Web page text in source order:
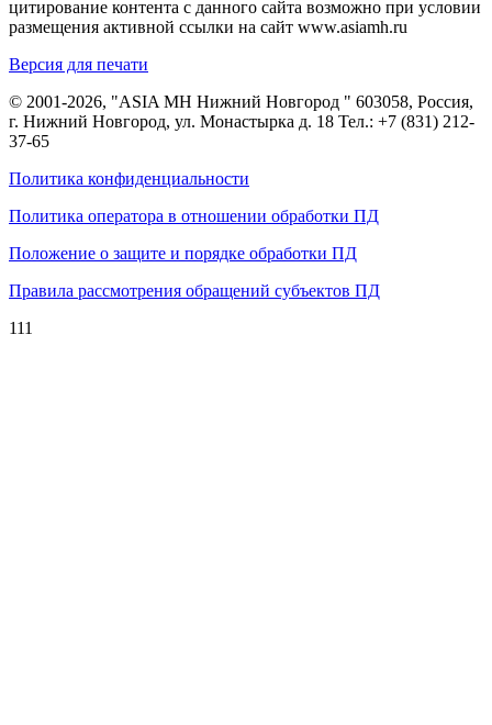
цитирование контента с данного сайта возможно при условии
размещения активной ссылки на сайт www.asiamh.ru
Версия для печати
© 2001-2026, "ASIA MH Нижний Новгород " 603058, Россия,
г. Нижний Новгород, ул. Монастырка д. 18 Тел.: +7 (831) 212-
37-65
Политика конфиденциальности
Политика оператора в отношении обработки ПД
Положение о защите и порядке обработки ПД
Правила рассмотрения обращений субъектов ПД
111